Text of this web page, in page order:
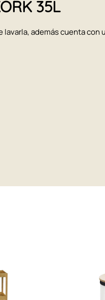
35L
además cuenta